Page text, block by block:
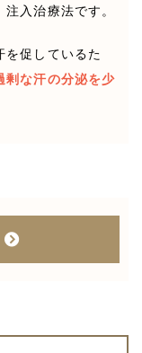
入治療法です。
を促しているた
剰な汗の分泌を少